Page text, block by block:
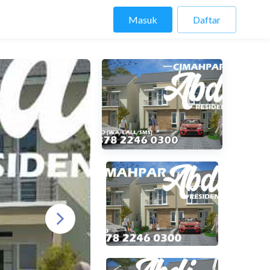
Masuk Daftar